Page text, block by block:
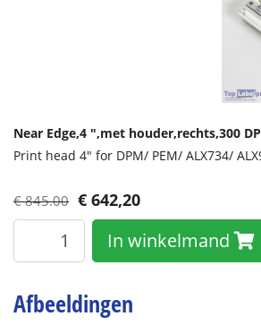
Near Edge,4 ",met houder,rechts,300
Print head 4" for DPM/ PEM/ ALX734/
€ 845.00 € 642,20
In winkelmand
Afbeeldingen